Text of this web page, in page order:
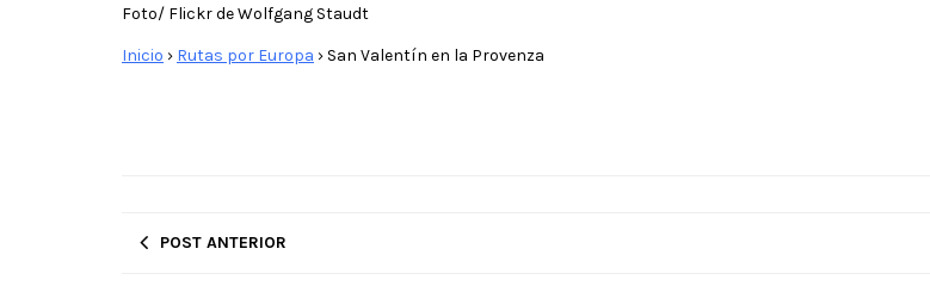
Foto/ Flickr de Wolfgang Staudt
Inicio › Rutas por Europa › San Valentín en la Provenza
POST ANTERIOR